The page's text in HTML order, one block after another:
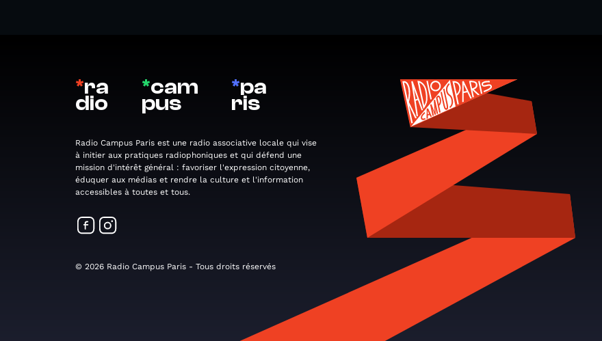
*ra
dio
*cam
pus
*pa
ris
Radio Campus Paris est une radio associative locale qui vise
à initier aux pratiques radiophoniques et qui défend une
mission d'intérêt général : favoriser l'expression citoyenne,
éduquer aux médias et rendre la culture et l'information
accessibles à toutes et tous.
© 2026 Radio Campus Paris - Tous droits réservés